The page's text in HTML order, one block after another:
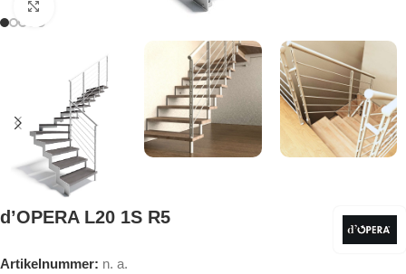
Klicken Sie, um zu vergrößern
d’OPERA L20 1S R5
Artikelnummer: n. a.